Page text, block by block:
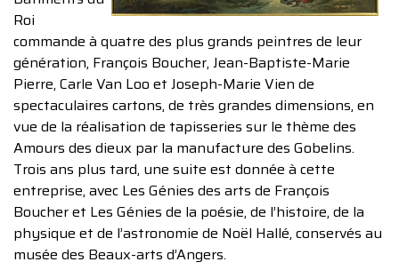
Roi
commande à quatre des plus grands peintres de leur
génération, François Boucher, Jean-Baptiste-Marie
Pierre, Carle Van Loo et Joseph-Marie Vien de
spectaculaires cartons, de très grandes dimensions, en
vue de la réalisation de tapisseries sur le thème des
Amours des dieux par la manufacture des Gobelins.
Trois ans plus tard, une suite est donnée à cette
entreprise, avec Les Génies des arts de François
Boucher et Les Génies de la poésie, de l’histoire, de la
physique et de l’astronomie de Noël Hallé, conservés au
musée des Beaux-arts d’Angers.